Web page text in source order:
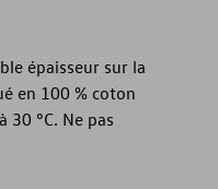
épaisseur sur la
en 100 % coton
°C. Ne pas